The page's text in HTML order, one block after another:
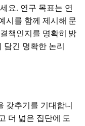
요. 연구 목표는 연
시를 함께 제시해 문
책인지를 명확히 밝
긴 명확한 논리
갖추기를 기대합니
더 넓은 집단에 도